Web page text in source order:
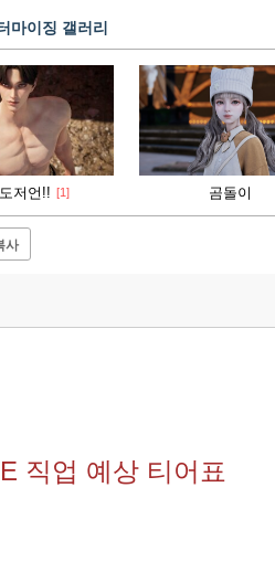
마이징 갤러리
저언!! [1] 곰돌이
사
직업 예상 티어표